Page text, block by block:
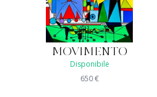
MOVIMENTO
Disponibile
650€